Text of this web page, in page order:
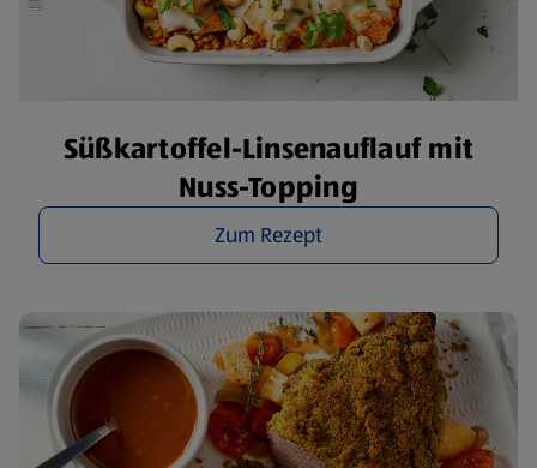
Süßkartoffel-Linsenauflauf mit
Nuss-Topping
Zum Rezept